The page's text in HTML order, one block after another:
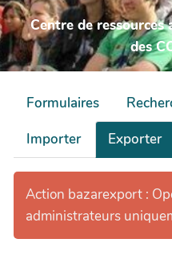
Centre de ressources
des
Formulaires
Importer
Exporter
Action bazarexport :
administrateurs